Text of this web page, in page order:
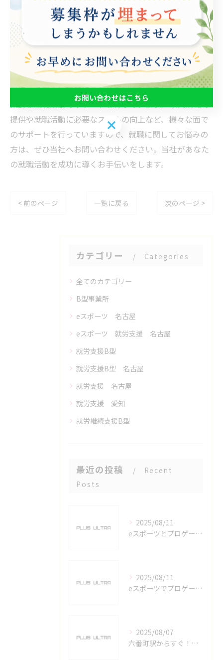
当社は、就労支援に特化したサービスを提供していま
す。求職者のスキルや希望に応じた求人案件の紹介や、
履歴書の書き方や面接の対策など、就職活動に必要なサ
ポートを一貫して提供しています。 また、当社では、マ
ンツーマンでのサポートも可能です。求職者一人ひとり
が抱える悩みや課題に合わせた個別対応を行い、より効
果的な就職活動のサポートを行っています。 求人情報の
提供や就職活動に必要なスキルの向上など、様々な面で
のサポートを行っていますので、就職に関してお悩みの
方は、ぜひ当社へお問い合わせください。当社があなた
の就職活動を成功に導くお手伝いをします。
< 前のページ 一覧に戻る 次のページ >
カテゴリー Categories
全てのカテゴリー
B型事業所
eスポーツ 名古屋
eスポーツ 就労支援 名古屋
就労支援B型
就労支援B型 名古屋
就労支援 名古屋
就労支援 愛知
就労継続支援B型
最近の投稿
Recent
Posts
2025/08/11
eスポーツとプロゲーマーを六番町駅で目指すための実践ガイド
2025/08/11
eスポーツでプロゲーマーを目指す愛知県名古屋市の最新キャリアガイド
2025/08/07
六番町駅からすぐ！名古屋のeスポーツ施設で快適なプレイ環境を確保
お問い合わせはこちら
お問い合わせはこちら